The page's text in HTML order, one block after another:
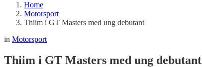
Home
Motorsport
Thiim i GT Masters med ung debutant
in Motorsport
Thiim i GT Masters med ung debutant